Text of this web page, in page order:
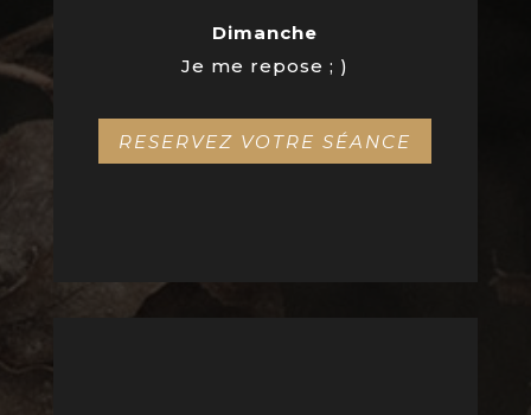
Dimanche
Je me repose ; )
RESERVEZ VOTRE SÉANCE